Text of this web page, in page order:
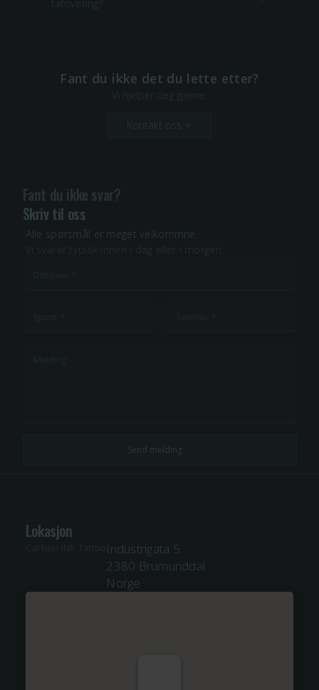
tatovering?
Fant du ikke det du lette etter?
Vi hjelper deg gjerne.
Kontakt oss
Fant du ikke svar?
Skriv til oss
Alle spørsmål er meget velkommne.
Vi svarer typisk innen i dag eller i morgen.
Lokasjon
Industrigata 5
2380 Brumunddal
Norge